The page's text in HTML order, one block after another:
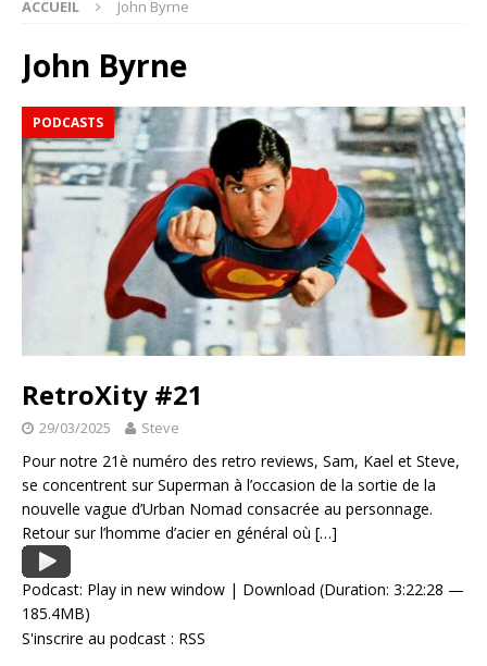
ACCUEIL John Byrne
John Byrne
PODCASTS
RetroXity #21
29/03/2025 Steve
Pour notre 21è numéro des retro reviews, Sam, Kael et Steve,
se concentrent sur Superman à l’occasion de la sortie de la
nouvelle vague d’Urban Nomad consacrée au personnage.
Retour sur l’homme d’acier en général où […]
Podcast: Play in new window | Download (Duration: 3:22:28 —
185.4MB)
S'inscrire au podcast : RSS